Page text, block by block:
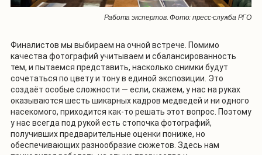
Работа экспертов. Фото: пресс-служба РГО
Финалистов мы выбираем на очной встрече. Помимо
качества фотографий учитываем и сбалансированность
тем, и пытаемся представить, насколько снимки будут
сочетаться по цвету и тону в единой экспозиции. Это
создаёт особые сложности — если, скажем, у нас на руках
оказываются шесть шикарных кадров медведей и ни одного
насекомого, приходится как-то решать этот вопрос. Поэтому
у нас всегда под рукой есть стопочка фотографий,
получивших предварительные оценки пониже, но
обеспечивающих разнообразие сюжетов. Здесь нам